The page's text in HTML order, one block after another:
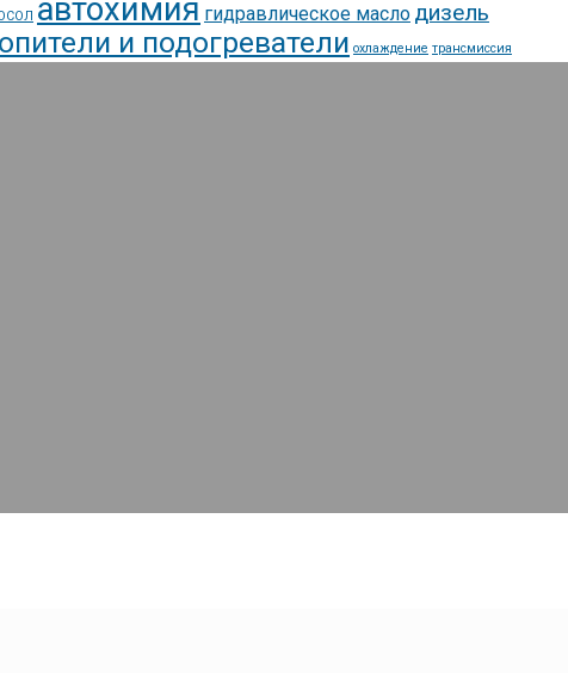
автохимия гидравлическое масло дизель
и подогреватели охлаждение трансмиссия